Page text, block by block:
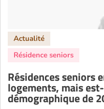
Résidences seniors
logements, mais
démographique de